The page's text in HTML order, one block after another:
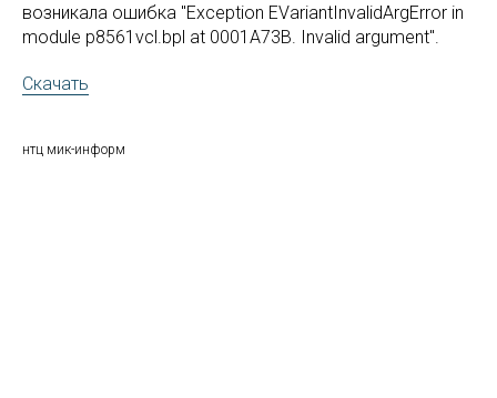
возникала ошибка "Exception EVariantInvalidArgError in
module p8561vcl.bpl at 0001A73B. Invalid argument".
Скачать
нтц мик-информ